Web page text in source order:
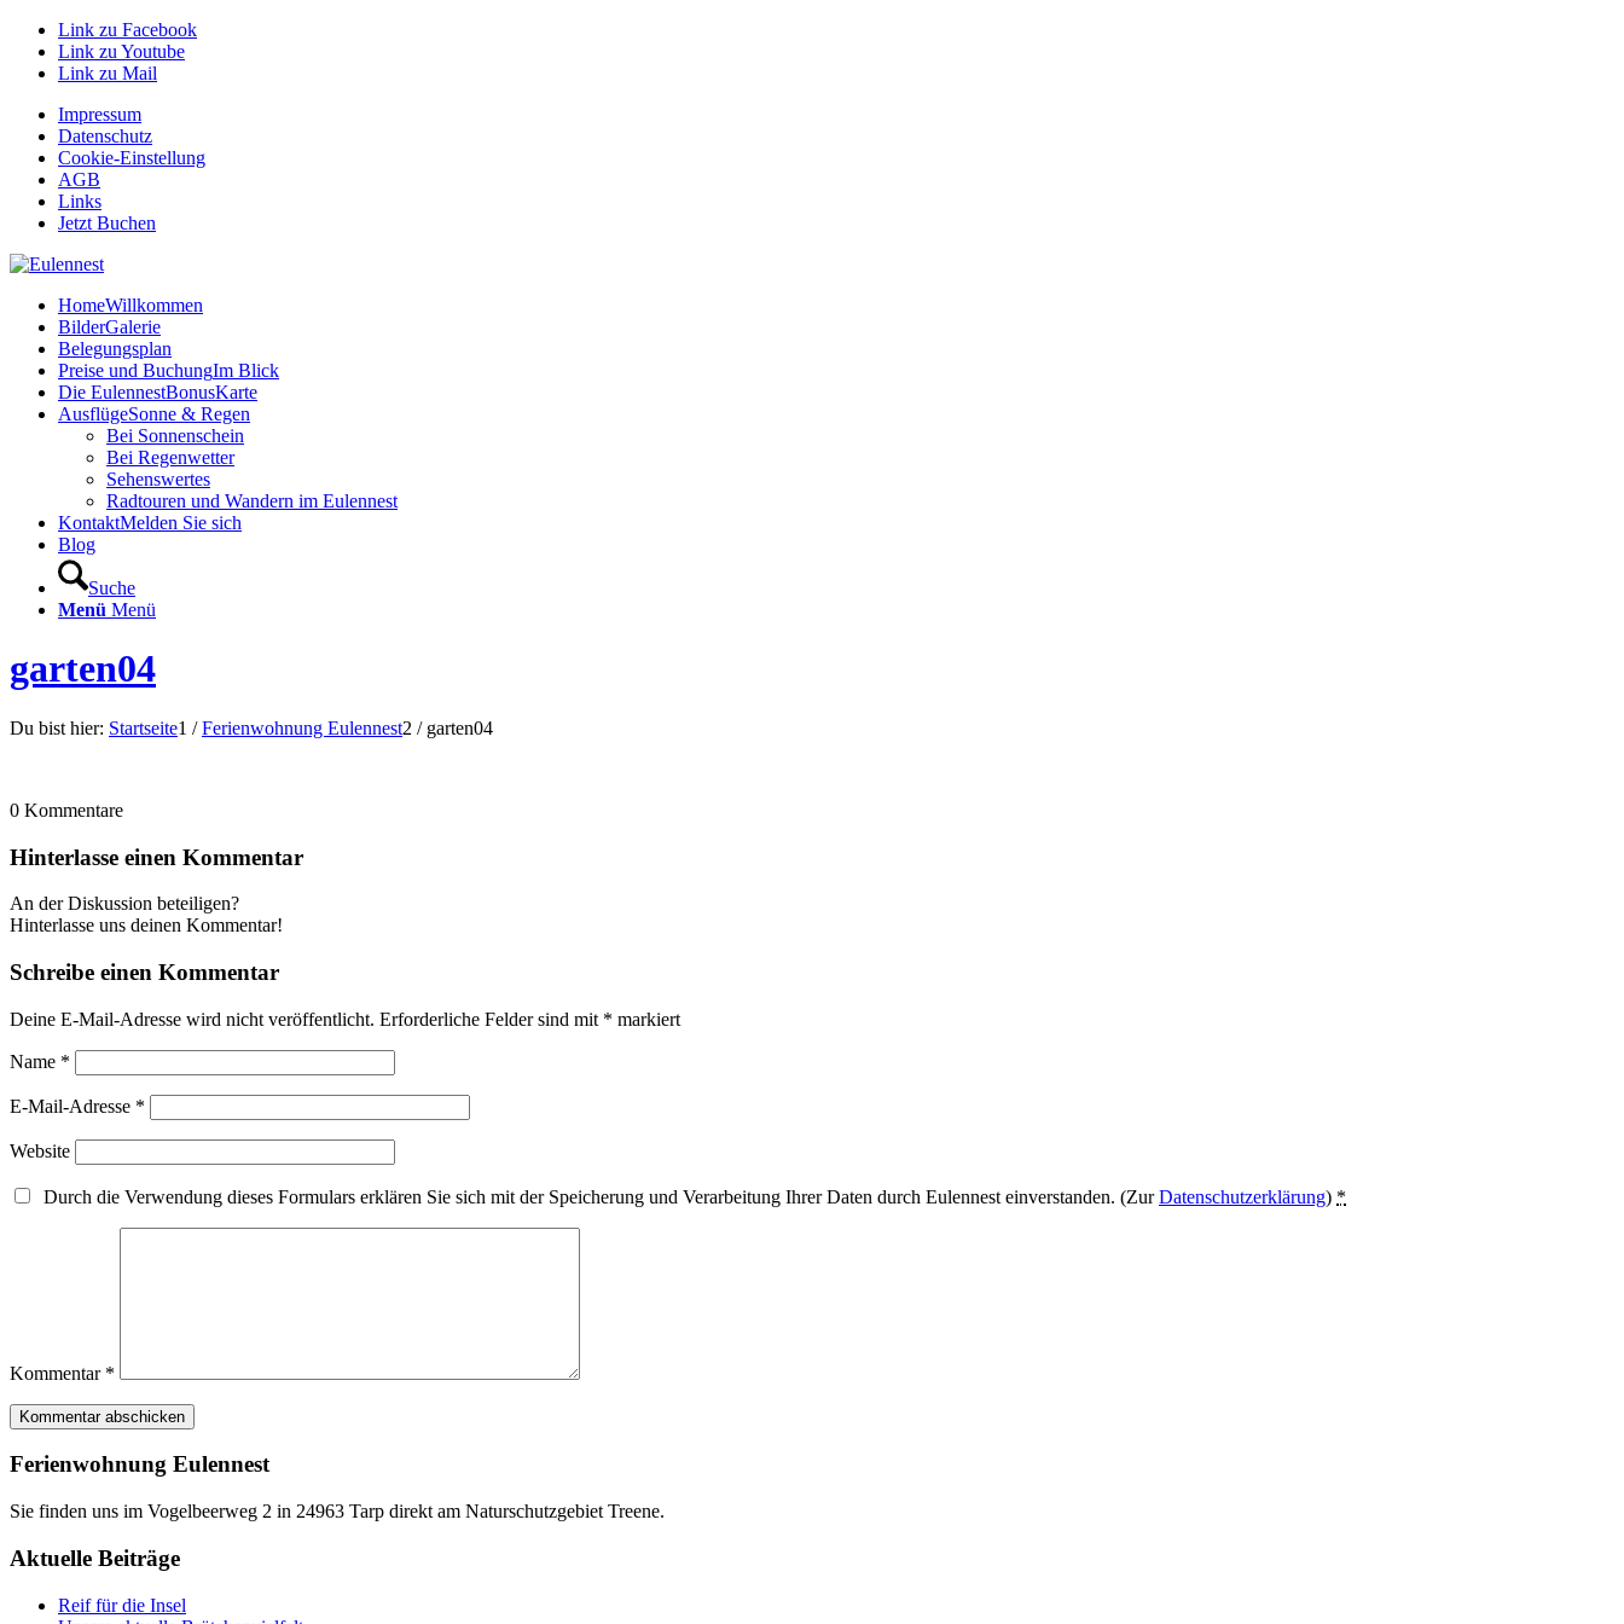
Link zu Facebook
Link zu Youtube
Link zu Mail
Impressum
Datenschutz
Cookie-Einstellung
AGB
Links
Jetzt Buchen
HomeWillkommen
BilderGalerie
Belegungsplan
Preise und BuchungIm Blick
Die EulennestBonusKarte
AusflügeSonne & Regen
Bei Sonnenschein
Bei Regenwetter
Sehenswertes
Radtouren und Wandern im Eulennest
KontaktMelden Sie sich
Blog
Suche
Menü Menü
garten04
Du bist hier: Startseite1 / Ferienwohnung Eulennest2 / garten04
0 Kommentare
Hinterlasse einen Kommentar
An der Diskussion beteiligen?
Hinterlasse uns deinen Kommentar!
Schreibe einen Kommentar
Deine E-Mail-Adresse wird nicht veröffentlicht. Erforderliche Felder sind mit * markiert
Name *
E-Mail-Adresse *
Website
Durch die Verwendung dieses Formulars erklären Sie sich mit der Speicherung und Verarbeitung Ihrer Daten durch Eulennest einverstanden. (ZurDatenschutzerklärung) *
Kommentar *
Ferienwohnung Eulennest
Sie finden uns im Vogelbeerweg 2 in 24963 Tarp direkt am Naturschutzgebiet Treene.
Aktuelle Beiträge
Reif für die Insel